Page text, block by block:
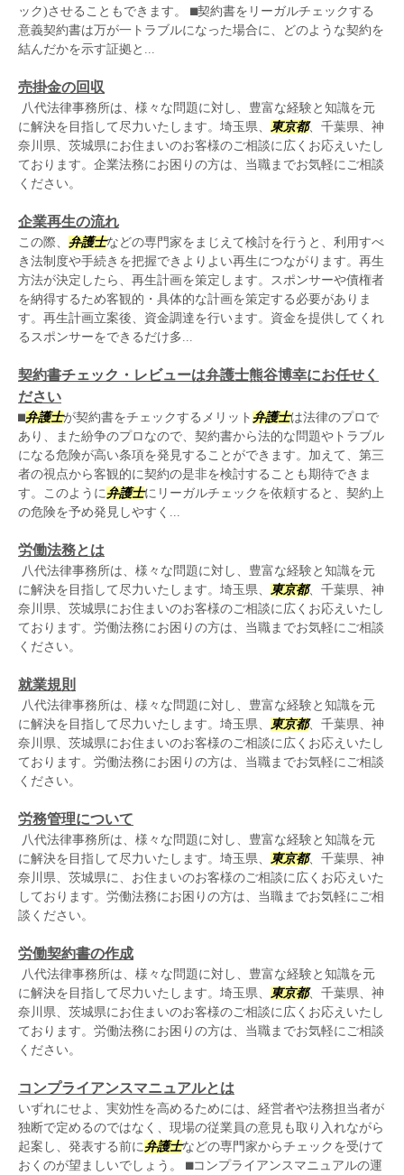
ック)させることもできます。 ⬛︎契約書をリーガルチェックする
意義契約書は万が一トラブルになった場合に、どのような契約を
結んだかを示す証拠と...
売掛金の回収
八代法律事務所は、様々な問題に対し、豊富な経験と知識を元
に解決を目指して尽力いたします。埼玉県、 東京都、千葉県、神
奈川県、茨城県にお住まいのお客様のご相談に広くお応えいたし
ております。企業法務にお困りの方は、当職までお気軽にご相談
ください。
企業再生の流れ
この際、 弁護士などの専門家をまじえて検討を行うと、利用すべ
き法制度や手続きを把握できよりよい再生につながります。再生
方法が決定したら、再生計画を策定します。スポンサーや債権者
を納得するため客観的・具体的な計画を策定する必要がありま
す。再生計画立案後、資金調達を行います。資金を提供してくれ
るスポンサーをできるだけ多...
契約書チェック・レビューは弁護士熊谷博幸にお任せく
ださい
⬛︎弁護士が契約書をチェックするメリット 弁護士は法律のプロで
あり、また紛争のプロなので、契約書から法的な問題やトラブル
になる危険が高い条項を発見することができます。加えて、第三
者の視点から客観的に契約の是非を検討することも期待できま
す。このように弁護士にリーガルチェックを依頼すると、契約上
の危険を予め発見しやすく...
労働法務とは
八代法律事務所は、様々な問題に対し、豊富な経験と知識を元
に解決を目指して尽力いたします。埼玉県、 東京都、千葉県、神
奈川県、茨城県にお住まいのお客様のご相談に広くお応えいたし
ております。労働法務にお困りの方は、当職までお気軽にご相談
ください。
就業規則
八代法律事務所は、様々な問題に対し、豊富な経験と知識を元
に解決を目指して尽力いたします。埼玉県、 東京都、千葉県、神
奈川県、茨城県にお住まいのお客様のご相談に広くお応えいたし
ております。労働法務にお困りの方は、当職までお気軽にご相談
ください。
労務管理について
八代法律事務所は、様々な問題に対し、豊富な経験と知識を元
に解決を目指して尽力いたします。埼玉県、 東京都、千葉県、神
奈川県、茨城県に、お住まいのお客様のご相談に広くお応えいた
しております。労働法務にお困りの方は、当職までお気軽にご相
談ください。
労働契約書の作成
八代法律事務所は、様々な問題に対し、豊富な経験と知識を元
に解決を目指して尽力いたします。埼玉県、 東京都、千葉県、神
奈川県、茨城県にお住まいのお客様のご相談に広くお応えいたし
ております。労働法務にお困りの方は、当職までお気軽にご相談
ください。
コンプライアンスマニュアルとは
いずれにせよ、実効性を高めるためには、経営者や法務担当者が
独断で定めるのではなく、現場の従業員の意見も取り入れながら
起案し、発表する前に弁護士などの専門家からチェックを受けて
おくのが望ましいでしょう。 ⬛︎コンプライアンスマニュアルの運